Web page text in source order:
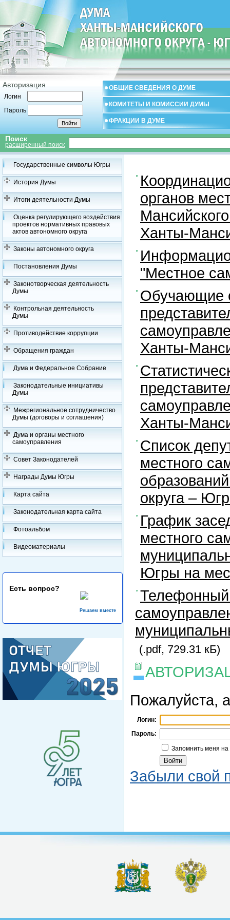
Авторизация
Логин
Пароль
ОБЩИЕ СВЕДЕНИЯ О ДУМЕ
КОМИТЕТЫ И КОМИССИИ ДУМЫ
ФРАКЦИИ В ДУМЕ
Поиск
расширенный поиск
Государственные символы Югры
История Думы
Итоги деятельности Думы
Оценка регулирующего воздействия
проектов нормативных правовых
актов автономного округа
Законы автономного округа
Постановления Думы
Законотворческая деятельность
Думы
Контрольная деятельность
Думы
Противодействие коррупции
Обращения граждан
Дума и Федеральное Собрание
Законодательные инициативы
Думы
Межрегиональное сотрудничество
Думы (договоры и соглашения)
Дума и органы местного
самоуправления
Совет Законодателей
Награды Думы Югры
Карта сайта
Законодательная карта сайта
Фотоальбом
Видеоматериалы
Есть вопрос?
Решаем вместе
органов
Ханты-
"Местное
Обучающие
Ханты-
Ханты-
Список
местного
округа –
График
местного
Югры на
Телефонный
(.pdf, 729.31 кБ)
Пожалуйста,
Логин:
Пароль:
Запомнить меня
Забыли свой